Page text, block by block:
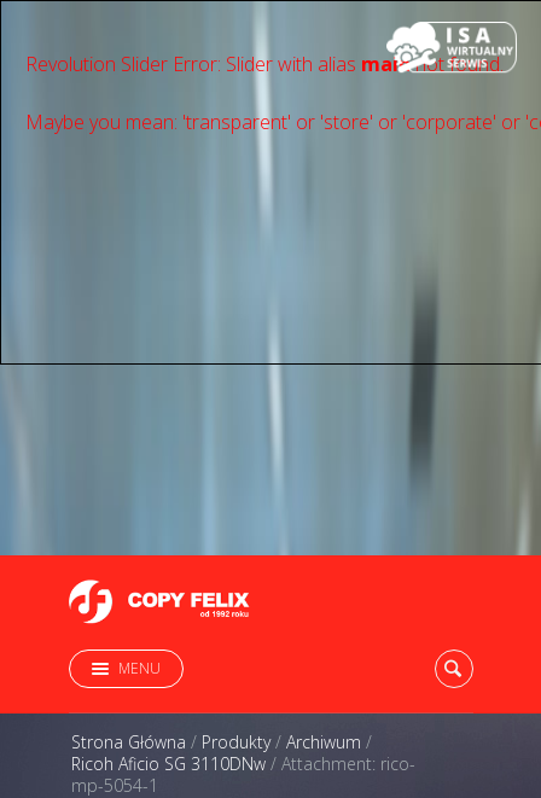
Revolution Slider Error: Slider with alias mainnot found.
Maybe you mean: 'transparent' or 'store' or 'сorporate' or
MENU
Strona Główna / Produkty/ Archiwum /
Ricoh Aficio SG 3110DNw / Attachment: rico-
mp-5054-1